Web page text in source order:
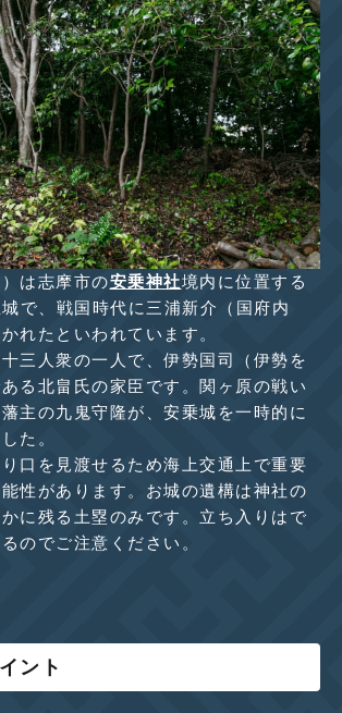
は志摩市の安乗神社境内に位置する
で、戦国時代に三浦新介（国府内
れたといわれています。
三人衆の一人で、伊勢国司（伊勢を
る北畠氏の家臣です。関ヶ原の戦い
主の九鬼守隆が、安乗城を一時的に
た。
口を見渡せるため海上交通上で重要
性があります。お城の遺構は神社の
に残る土塁のみです。立ち入りはで
のでご注意ください。
ント